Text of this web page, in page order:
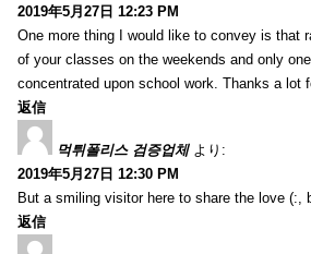
2019年5月27日 12:23 PM
One more thing I would like to convey is that
of your classes on the weekends and only
concentrated upon school work. Thanks a lot
返信
먹튀폴리스 검증업체 より:
2019年5月27日 12:30 PM
But a smiling visitor here to share the love (:,
返信